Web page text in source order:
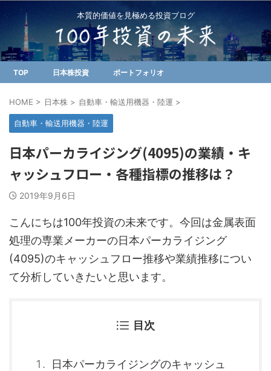
本質的価値を見極める投資ブログ
TOP 日本株投資 ポートフォリオ
HOME > 日本株 > 自動車・輸送用機器・陸運 >
自動車・輸送用機器・陸運
日本パーカライジング(4095)の業績・キ
ャッシュフロー・各種指標の推移は？
2019年9月6日
こんにちは100年投資の未来です。今回は金属表面
処理の専業メーカーの日本パーカライジング
(4095)のキャッシュフロー推移や業績推移につい
て分析していきたいと思います。
目次
日本パーカライジングのキャッシュ